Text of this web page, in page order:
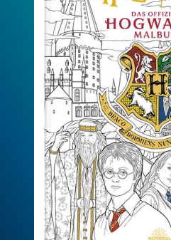
Aus den Filmen zu Harry